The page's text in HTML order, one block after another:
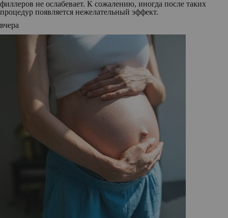
филлеров не ослабевает. К сожалению, иногда после таких
процедур появляется нежелательный эффект.
вчера